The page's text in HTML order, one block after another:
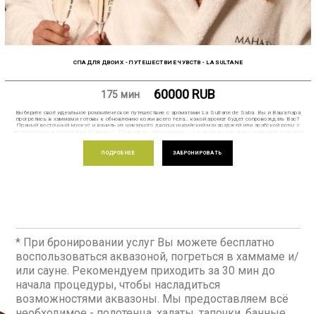
СПА ДЛЯ ДВОИХ - ПУТЕШЕСТВИЕ ЧУВСТВ - LA SULTANE
175 мин 60000 RUB
Выберите своё идеальное романтическое путешествие с ароматами La Sultane de Saba. Вы и Ваша пара
прогрелись в хаммам и готовы к обновлению кожи всего тела… какой аромат будет сопровождать Вас?
Пряный восточный мускус и ваниль из шикарного дворца индийский махараджей или арабской розы с
ПОДРОБНЕЕ ЗАБРОНИРОВАТЬ
* При бронировании услуг Вы можете бесплатно
воспользоваться аквазоной, погреться в хаммаме и/
или сауне. Рекомендуем приходить за 30 мин до
начала процедуры, чтобы насладиться
возможностями аквазоны. Мы предоставляем всё